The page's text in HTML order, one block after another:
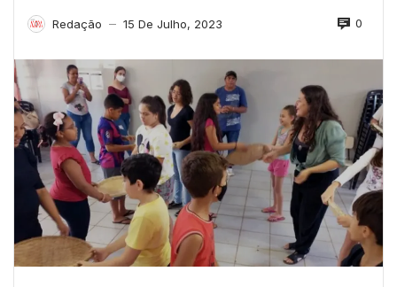
Redação — 15 De Julho, 2023 0